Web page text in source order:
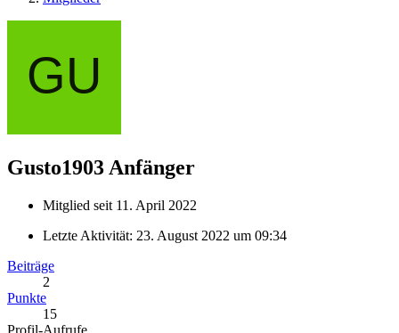
Gusto1903 Anfänger
Mitglied seit 11. April 2022
Letzte Aktivität: 23. August 2022 um 09:34
Beiträge
2
Punkte
15
Profil-Aufrufe